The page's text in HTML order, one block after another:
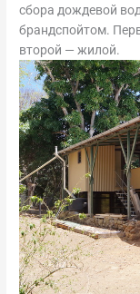
сбора дождевой
брандспойтом.
второй — жилой.